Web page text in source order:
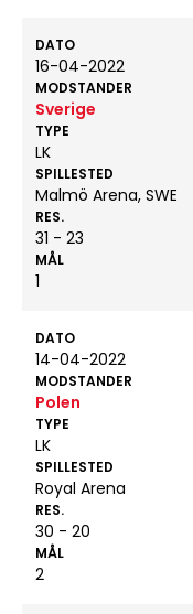
DATO
16-04-2022
MODSTANDER
Sverige
TYPE
LK
SPILLESTED
Malmö Arena, SWE
RES.
31 - 23
MÅL
1
DATO
14-04-2022
MODSTANDER
Polen
TYPE
LK
SPILLESTED
Royal Arena
RES.
30 - 20
MÅL
2